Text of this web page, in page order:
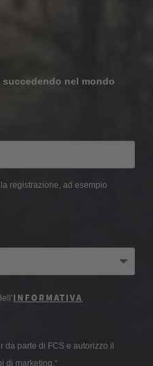
nel mondo
registrazione, ad esempio
INFORMATIVA
da parte di FCS e autorizzo il
di marketing.